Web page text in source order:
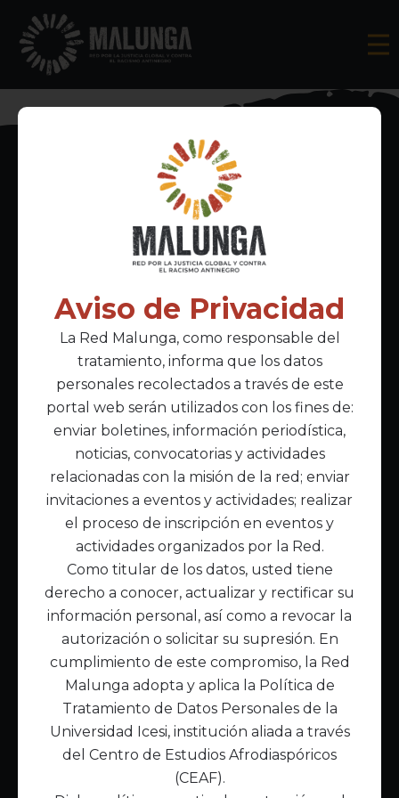
Inscríbete al boletín informativo
Acepto lapolítica de privacidad
Enlaces Principales
Inicio
Acerca de Malunga
Nuestra misión
Quiénes somos
Enlaces de interés
Publicaciones
Noticias
Contáctanos
Política de Tratamiento de Datos
Aviso de Privacidad
La Red Malunga, como responsable del
tratamiento, informa que los datos
personales recolectados a través de este
portal web serán utilizados con los fines de:
enviar boletines, información periodística,
noticias, convocatorias y actividades
relacionadas con la misión de la red; enviar
invitaciones a eventos y actividades; realizar
el proceso de inscripción en eventos y
actividades organizados por la Red.
Como titular de los datos, usted tiene
derecho a conocer, actualizar y rectificar su
información personal, así como a revocar la
autorización o solicitar su supresión. En
cumplimiento de este compromiso, la Red
Malunga adopta y aplica la Política de
Tratamiento de Datos Personales de la
Universidad Icesi, institución aliada a través
del Centro de Estudios Afrodiaspóricos
(CEAF).